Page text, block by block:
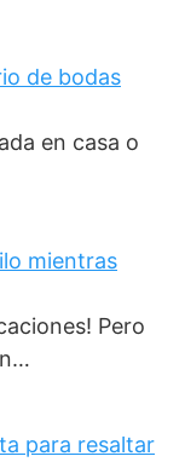
de bodas
en casa o
mientras
Pero
para resaltar